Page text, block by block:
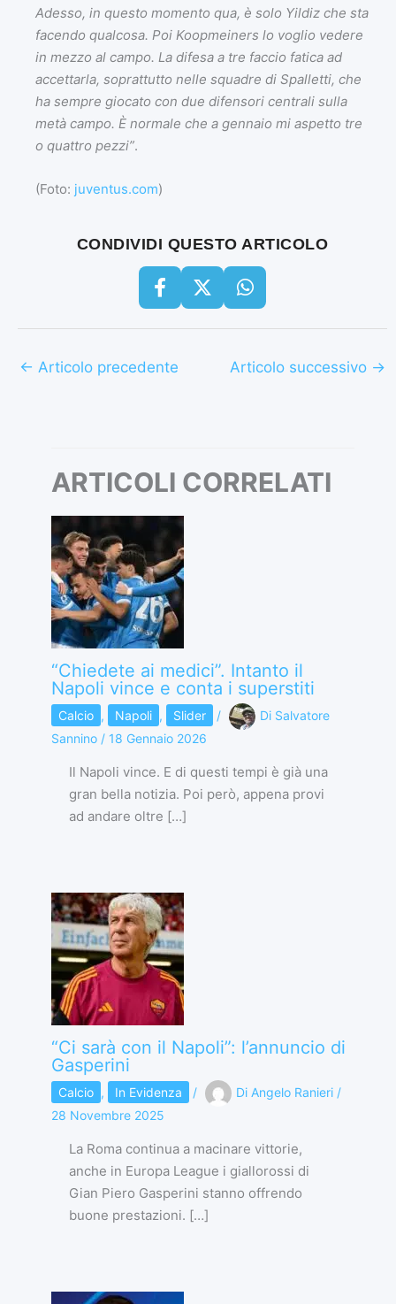
Adesso, in questo momento qua, è solo Yildiz che sta
facendo qualcosa. Poi Koopmeiners lo voglio vedere
in mezzo al campo. La difesa a tre faccio fatica ad
accettarla, soprattutto nelle squadre di Spalletti, che
ha sempre giocato con due difensori centrali sulla
metà campo. È normale che a gennaio mi aspetto tre
o quattro pezzi”.
(Foto: juventus.com)
CONDIVIDI QUESTO ARTICOLO
← Articolo precedente Articolo successivo →
ARTICOLI CORRELATI
“Chiedete ai medici”. Intanto il
Napoli vince e conta i superstiti
Calcio , Napoli , Slider / Di Salvatore
Sannino / 18 Gennaio 2026
Il Napoli vince. E di questi tempi è già una
gran bella notizia. Poi però, appena provi
ad andare oltre […]
“Ci sarà con il Napoli”: l’annuncio di
Gasperini
Calcio , In Evidenza / Di Angelo Ranieri /
28 Novembre 2025
La Roma continua a macinare vittorie,
anche in Europa League i giallorossi di
Gian Piero Gasperini stanno offrendo
buone prestazioni. […]